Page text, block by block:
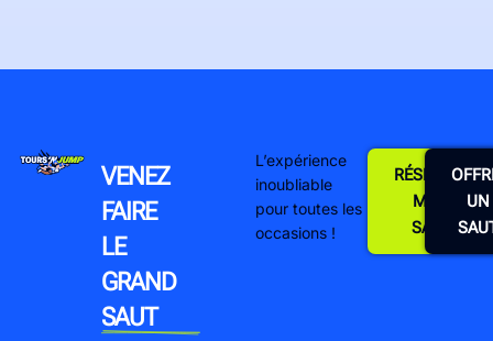
VENEZ
FAIRE
LE
GRAND
SAUT
L’expérience
inoubliable
pour toutes les
occasions !
RÉSERVER
MON
SAUT
UN